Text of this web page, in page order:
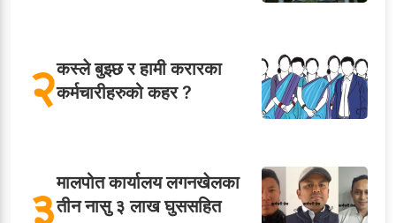
२कस्ले बुझ्छ र हामी करारका
कर्मचारीहरुको कहर ?
३मालपोत कार्यालय लगनखेलका
तीन नासु ३ लाख घुससहित